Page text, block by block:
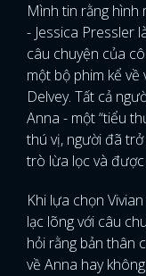
Mình tin rằng hình
- Jessica Pressler
câu chuyện của
một bộ phim kể
Delvey. Tất cả
Anna - một “tiểu
thú vị, người đã
trò lừa lọc và
Khi lựa chọn
lạc lõng với câu
hỏi rằng bản thân
về Anna hay không.